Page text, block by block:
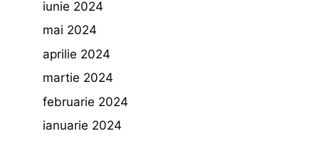
iunie 2024
mai 2024
aprilie 2024
martie 2024
februarie 2024
ianuarie 2024